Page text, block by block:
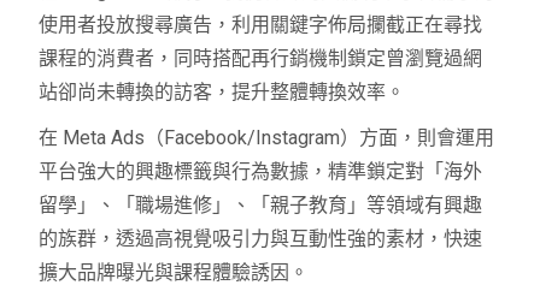
使用者投放搜尋廣告，利用關鍵字佈局攔截正在尋找
課程的消費者，同時搭配再行銷機制鎖定曾瀏覽過網
站卻尚未轉換的訪客，提升整體轉換效率。
在 Meta Ads（Facebook/Instagram）方面，則會運用
平台強大的興趣標籤與行為數據，精準鎖定對「海外
留學」、「職場進修」、「親子教育」等領域有興趣
的族群，透過高視覺吸引力與互動性強的素材，快速
擴大品牌曝光與課程體驗誘因。